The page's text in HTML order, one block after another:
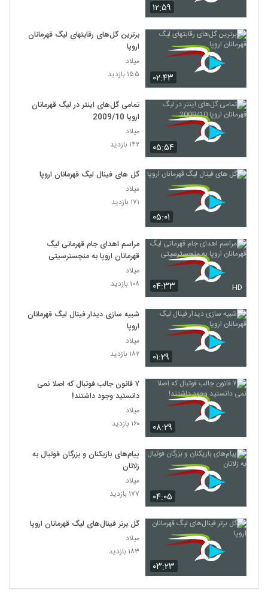
۱۲:۵۹
۰۲:۴۳
برترین گل‌های رقابتهای لیگ قهرمانان
اروپا
میلاد
۱۵۵ بازدید
۰۵:۵۴
تمامی گل‌های اینتر در لیگ قهرمانان
اروپا 2009/10
میلاد
۱۴۲ بازدید
۰۵:۰۱
گل های فینال لیگ قهرمانان اروپا
میلاد
۱۷۱ بازدید
۰۴:۳۳ HD
مراسم اهدای جام قهرمانی لیگ
قهرمانان اروپا به منچسترسیتی
میلاد
۱۰۸ بازدید
۰۱:۲۹
شبیه سازی دیدار فینال لیگ قهرمانان
اروپا
میلاد
۱۸۲ بازدید
۰۸:۲۹
۷ قانون جالب فوتبال که اصلا نمی
دانستید وجود داشتند!
میلاد
۱۶۰ بازدید
۰۴:۰۵
پیام‌های بازیکنان و بزرگان فوتبال به
زلاتان
میلاد
۱۷۷ بازدید
۰۳:۲۳
گل برتر فینال‌های لیگ قهرمانان اروپا
میلاد
۱۸۳ بازدید